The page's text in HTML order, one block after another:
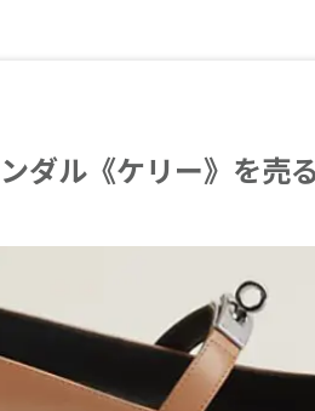
ダル《ケリー》を売